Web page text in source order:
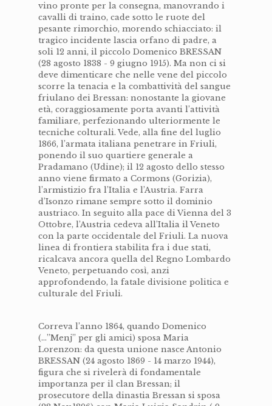
vino pronte per la consegna, manovrando i
cavalli di traino, cade sotto le ruote del
pesante rimorchio, morendo schiacciato: il
tragico incidente lascia orfano di padre, a
soli 12 anni, il piccolo Domenico BRESSAN
(28 agosto 1838 - 9 giugno 1915). Ma non ci si
deve dimenticare che nelle vene del piccolo
scorre la tenacia e la combattività del sangue
friulano dei Bressan: nonostante la giovane
età, coraggiosamente porta avanti l’attività
familiare, perfezionando ulteriormente le
tecniche colturali. Vede, alla fine del luglio
1866, l’armata italiana penetrare in Friuli,
ponendo il suo quartiere generale a
Pradamano (Udine); il 12 agosto dello stesso
anno viene firmato a Cormons (Gorizia),
l’armistizio fra l’Italia e l’Austria. Farra
d’Isonzo rimane sempre sotto il dominio
austriaco. In seguito alla pace di Vienna del 3
Ottobre, l’Austria cedeva all’Italia il Veneto
con la parte occidentale del Friuli. La nuova
linea di frontiera stabilita fra i due stati,
ricalcava ancora quella del Regno Lombardo
Veneto, perpetuando così, anzi
approfondendo, la fatale divisione politica e
culturale del Friuli.
Correva l’anno 1864, quando Domenico
(…”Menj” per gli amici) sposa Maria
Lorenzon: da questa unione nasce Antonio
BRESSAN (24 agosto 1869 - 14 marzo 1944),
figura che si rivelerà di fondamentale
importanza per il clan Bressan; il
prosecutore della dinastia Bressan si sposa